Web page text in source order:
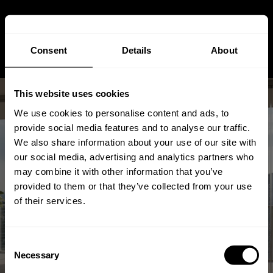
Consent Details About
This website uses cookies
We use cookies to personalise content and ads, to
provide social media features and to analyse our traffic.
We also share information about your use of our site with
our social media, advertising and analytics partners who
may combine it with other information that you’ve
provided to them or that they’ve collected from your use
of their services.
Selection
Necessary
Warum Schneeberg in Sachsen
der beste Ort für Isolation Glass